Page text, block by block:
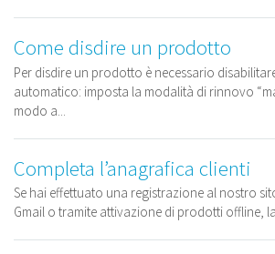
Come disdire un prodotto
Per disdire un prodotto è necessario
automatico: imposta la modalità di rinnovo
modo a...
Completa l’anagrafica clienti
Se hai effettuato una registrazione al nostro
Gmail o tramite attivazione di prodotti offline, la